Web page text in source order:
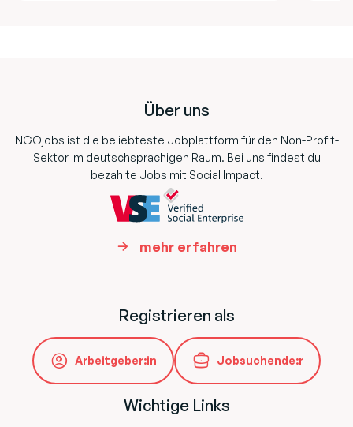
Über uns
NGOjobs ist die beliebteste Jobplattform für den Non-Profit-
Sektor im deutschsprachigen Raum. Bei uns findest du
bezahlte Jobs mit Social Impact.
mehr erfahren
Registrieren als
Arbeitgeber:in Jobsuchende:r
Wichtige Links